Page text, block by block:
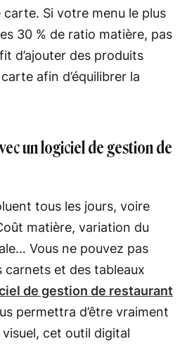
carte. Si votre menu le plus
30 % de ratio matière, pas
d’ajouter des produits
afin d’équilibrer la
un logiciel de gestion de
tous les jours, voire
matière, variation du
Vous ne pouvez pas
et des tableaux
de gestion de restaurant
permettra d’être vraiment
cet outil digital